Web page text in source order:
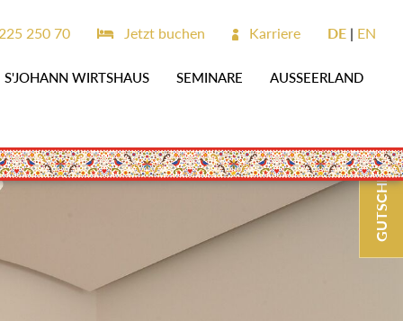
S'JOHANN WIRTSHAUS SEMINARE AUSSEERLAND
250 70 Jetzt buchen Karriere DE EN
GUTSCHEINE